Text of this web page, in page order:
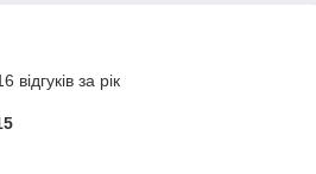
за рік